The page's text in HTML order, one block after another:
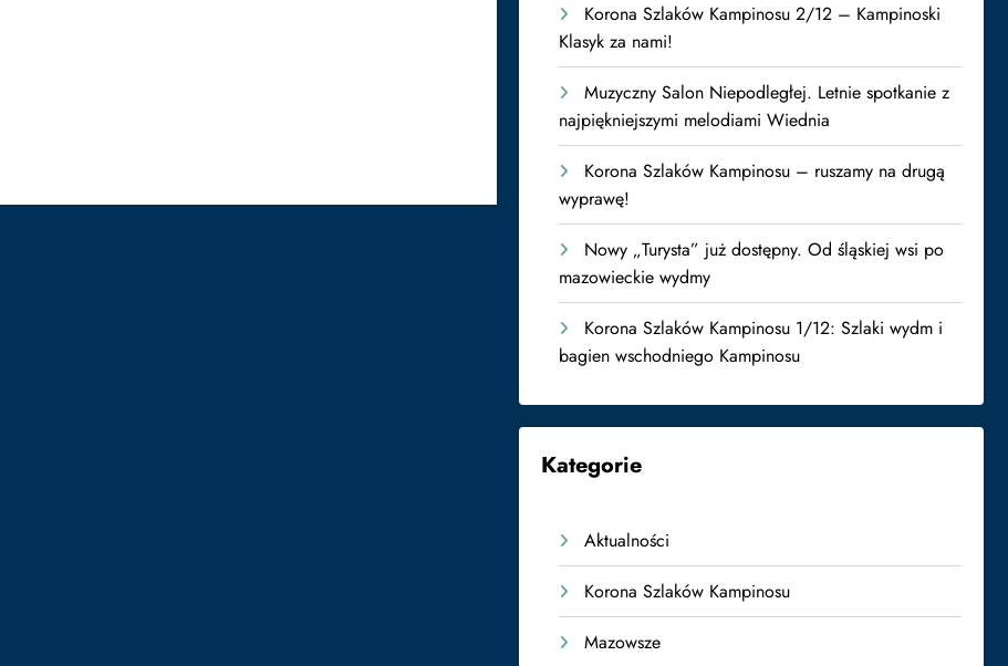
Korona Szlaków Kampinosu 2/12 – Kampinoski
Klasyk za nami!
Muzyczny Salon Niepodległej. Letnie spotkanie z
najpiękniejszymi melodiami Wiednia
Korona Szlaków Kampinosu – ruszamy na drugą
wyprawę!
Nowy „Turysta” już dostępny. Od śląskiej wsi po
mazowieckie wydmy
Korona Szlaków Kampinosu 1/12: Szlaki wydm i
bagien wschodniego Kampinosu
Kategorie
Aktualności
Korona Szlaków Kampinosu
Mazowsze